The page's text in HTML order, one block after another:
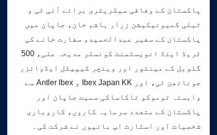
پاکستان کے وفاقی سیکریٹری برائے آئی ٹی و
ٹیلی کمیونیکیشن زرار ہاشم خان، جاپان میں
پاکستان کے سفیر عبدالحمید، سفارت خانے کی
ٹریڈ اینڈ انویسٹمنٹ کونسلر مدیحہ علی، 500
گلوبل کے مینٹور اور وینچر کیپیٹل ایڈوائزر
جوناتھن ٹی، اور Ibex Japan KK و Antler Ibex سے
وابستہ توموکو تاکاساکی سمیت جاپان اور
پاکستان کے متعدد سرمایہ کاروں، کاروباری
شخصیات اور اسٹارٹ اپ بانیوں نے شرکت کی۔